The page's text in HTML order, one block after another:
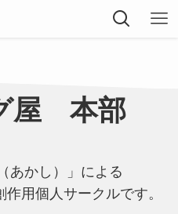
屋 本部
あかし）」による
用個人サークルです。